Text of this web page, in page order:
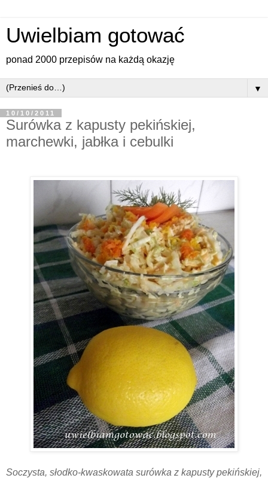
Uwielbiam gotować
ponad 2000 przepisów na każdą okazję
▼
10/10/2011
Surówka z kapusty pekińskiej,
marchewki, jabłka i cebulki
Soczysta, słodko-kwaskowata surówka z kapusty pekińskiej,